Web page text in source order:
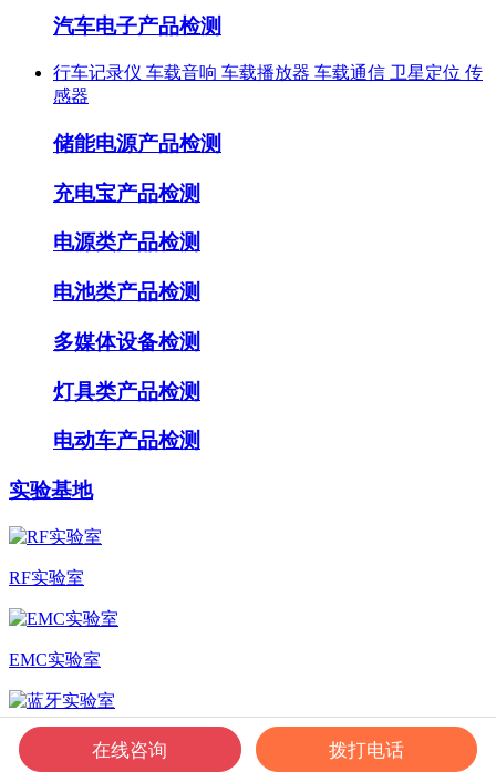
汽车电子产品检测
行车记录仪 车载音响 车载播放器 车载通信 卫星定位 传
感器
储能电源产品检测
充电宝产品检测
电源类产品检测
电池类产品检测
多媒体设备检测
灯具类产品检测
电动车产品检测
实验基地
RF实验室
EMC实验室
蓝牙实验室在线咨询 拨打电话